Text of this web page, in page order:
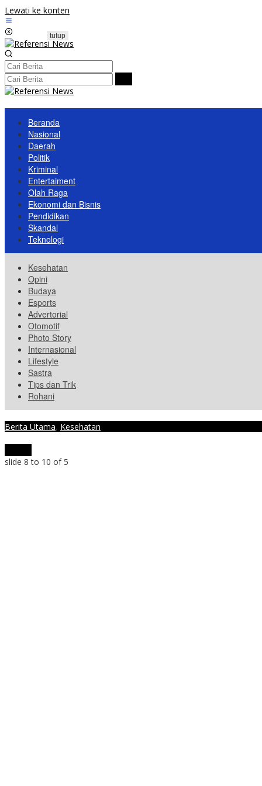
Lewati ke konten
Beranda
Nasional
Daerah
Politik
Kriminal
Entertaiment
Olah Raga
Ekonomi dan Bisnis
Pendidikan
Skandal
Teknologi
Kesehatan
Opini
Budaya
Esports
Advertorial
Otomotif
Photo Story
Internasional
Lifestyle
Sastra
Tips dan Trik
Rohani
tutup
Berita Utama, Kesehatan
slide 8 to 10 of 5